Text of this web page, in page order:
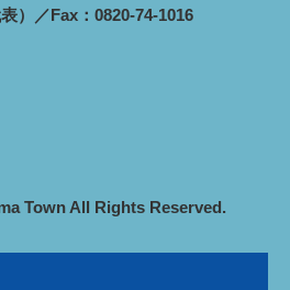
）／Fax：0820-74-1016
Town All Rights Reserved.